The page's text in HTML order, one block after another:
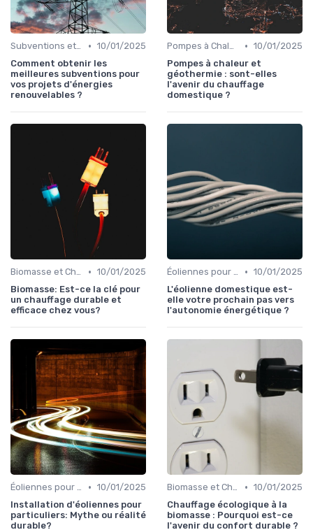
Subventions et Aides Financières • 10/01/2025
Comment obtenir les
meilleures subventions pour
vos projets d'énergies
renouvelables ?
Pompes à Chaleur et Géothermie • 10/01/2025
Pompes à chaleur et
géothermie : sont-elles
l'avenir du chauffage
domestique ?
Biomasse et Chauffage Écologique • 10/01/2025
Biomasse: Est-ce la clé pour
un chauffage durable et
efficace chez vous?
Éoliennes pour Particuliers • 10/01/2025
L'éolienne domestique est-
elle votre prochain pas vers
l'autonomie énergétique ?
Éoliennes pour Particuliers • 10/01/2025
Installation d'éoliennes pour
particuliers: Mythe ou réalité
durable?
Biomasse et Chauffage Écologique • 10/01/2025
Chauffage écologique à la
biomasse : Pourquoi est-ce
l'avenir du confort durable ?